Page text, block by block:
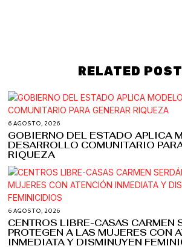
RELATED
6 AGOSTO, 2026
GOBIERNO DEL ESTADO APLICA
DESARROLLO COMUNITARIO
RIQUEZA
6 AGOSTO, 2026
CENTROS LIBRE-CASAS CARMEN
PROTEGEN A LAS MUJERES CON
INMEDIATA Y DISMINUYEN